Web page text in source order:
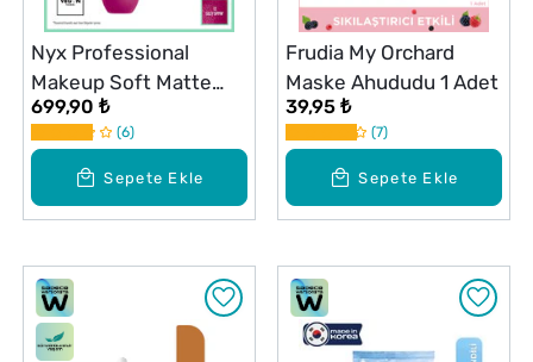
Sepete Ekle
Nyx Professional
Makeup Soft Matte
Smushy Dudak Balmı
Silly Sippin' 12
699,90 ₺
6
Sepete Ekle
Frudia My Orchard
Maske Ahududu 1 Adet
39,95 ₺
7